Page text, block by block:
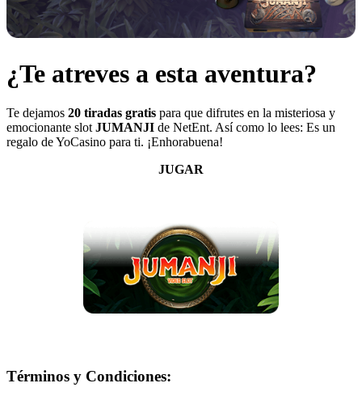
¿Te atreves a esta aventura?
Te dejamos 20 tiradas gratis para que difrutes en la misteriosa y
emocionante slot JUMANJI de NetEnt. Así como lo lees: Es un
regalo de YoCasino para ti. ¡Enhorabuena!
JUGAR
Términos y Condiciones: